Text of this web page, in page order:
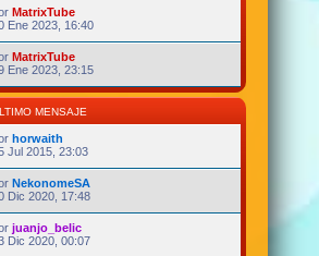
MatrixTube
Ene 2023, 16:40
MatrixTube
Ene 2023, 23:15
MENSAJE
horwaith
Jul 2015, 23:03
NekonomeSA
Dic 2020, 17:48
juanjo_belic
Dic 2020, 00:07